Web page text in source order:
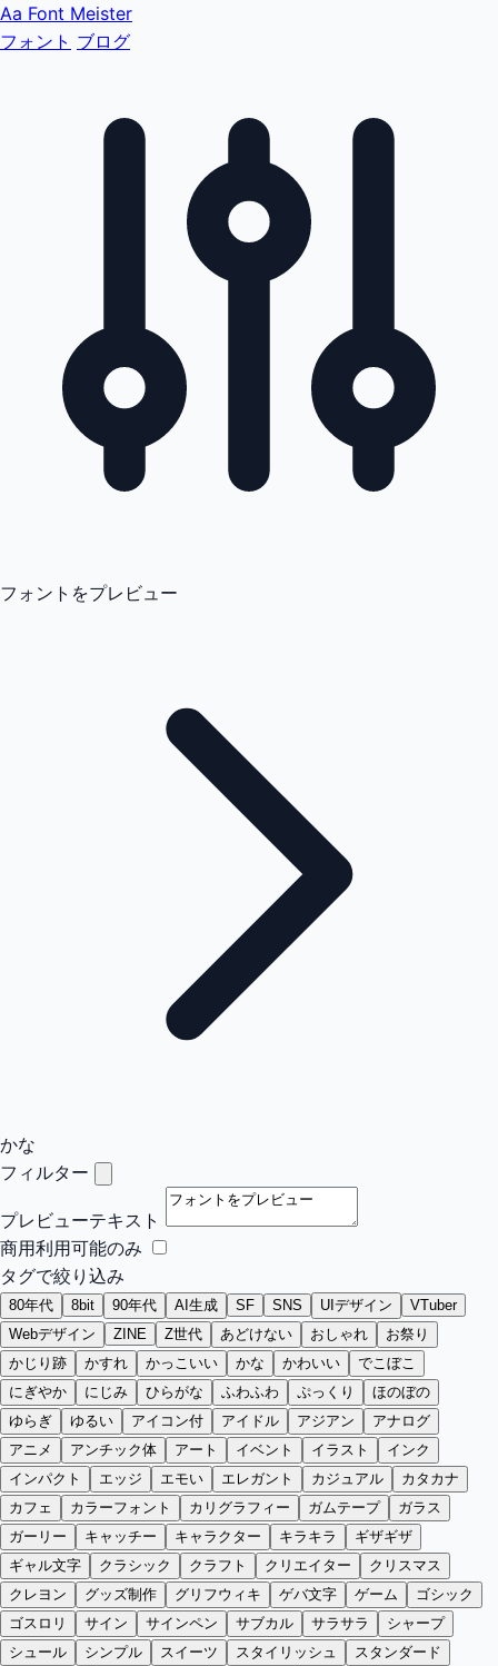
Aa Font Meister
フォント ブログ
フォントをプレビュー
かな
フィルター
プレビューテキスト
商用利用可能のみ
タグで絞り込み
80年代 8bit 90年代 AI生成 SF SNS UIデザイン
VTuber
Webデザイン
ZINE Z世代 あどけない おしゃれ
お祭り
かじり跡
かすれ かっこいい かな かわいい
でこぼこ
にぎやか
にじみ ひらがな ふわふわ ぷっくり
ほのぼの
ゆらぎ
ゆるい アイコン付 アイドル アジアン
アナログ
アニメ
アンチック体 アート イベント イラスト
インク
インパクト
エッジ エモい エレガント カジュアル
カタカナ
カフェ
カラーフォント カリグラフィー ガムテープ
ガラス
ガーリー
キャッチー キャラクター キラキラ
ギザギザ
ギャル文字
クラシック クラフト クリエイター
クリスマス
クレヨン
グッズ制作 グリフウィキ ゲバ文字 ゲーム
ゴシック
ゴスロリ
サイン サインペン サブカル サラサラ
シャープ
シュール
シンプル スイーツ スタイリッシュ
スタンダード